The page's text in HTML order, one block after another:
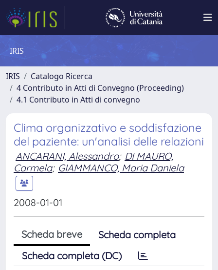
IRIS
IRIS
Catalogo Ricerca
4 Contributo in Atti di Convegno (Proceeding)
4.1 Contributo in Atti di convegno
Clima organizzativo e soddisfazione
del paziente: un'analisi delle relazioni
ANCARANI, Alessandro; DI MAURO,
Carmela; GIAMMANCO, Maria Daniela
2008-01-01
Scheda breve
Scheda completa
Scheda completa (DC)